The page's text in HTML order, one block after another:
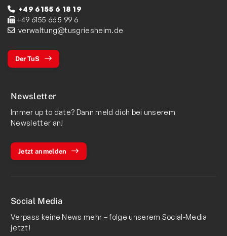
+49 6155 6 18 19
+49 6155 66 5 99 6
verwaltung@tusgriesheim.de
Der TuS
Newsletter
Immer up to date? Dann meld dich bei unserem
Newsletter an!
Jetzt anmelden
Social Media
Verpass keine News mehr – folge unserem Social-Media
jetzt!